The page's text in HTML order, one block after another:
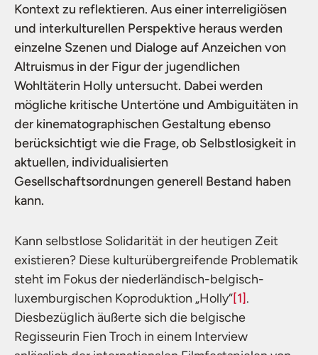
Kontext zu reflektieren. Aus einer interreligiösen
und interkulturellen Perspektive heraus werden
einzelne Szenen und Dialoge auf Anzeichen von
Altruismus in der Figur der jugendlichen
Wohltäterin Holly untersucht. Dabei werden
mögliche kritische Untertöne und Ambiguitäten in
der kinematographischen Gestaltung ebenso
berücksichtigt wie die Frage, ob Selbstlosigkeit in
aktuellen, individualisierten
Gesellschaftsordnungen generell Bestand haben
kann.
Kann selbstlose Solidarität in der heutigen Zeit
existieren? Diese kulturübergreifende Problematik
steht im Fokus der niederländisch-belgisch-
luxemburgischen Koproduktion „Holly“[1].
Diesbezüglich äußerte sich die belgische
Regisseurin Fien Troch in einem Interview